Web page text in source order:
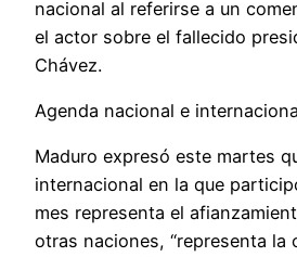
nacional al referirse a un
el actor sobre el fallecido
Chávez.
Agenda nacional e
Maduro expresó este martes
internacional en la que
mes representa el
otras naciones, “representa la